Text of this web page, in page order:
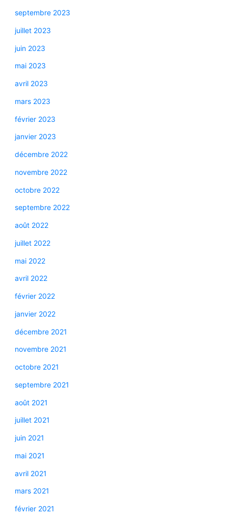
septembre 2023
juillet 2023
juin 2023
mai 2023
avril 2023
mars 2023
février 2023
janvier 2023
décembre 2022
novembre 2022
octobre 2022
septembre 2022
août 2022
juillet 2022
mai 2022
avril 2022
février 2022
janvier 2022
décembre 2021
novembre 2021
octobre 2021
septembre 2021
août 2021
juillet 2021
juin 2021
mai 2021
avril 2021
mars 2021
février 2021